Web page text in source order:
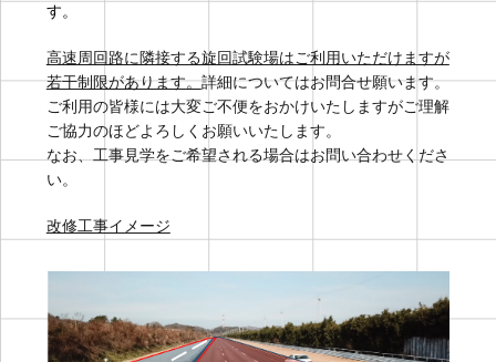
す。
高速周回路に隣接する旋回試験場はご利用いただけますが
若干制限があります。詳細についてはお問合せ願います。
ご利用の皆様には大変ご不便をおかけいたしますがご理解
ご協力のほどよろしくお願いいたします。
なお、工事見学をご希望される場合はお問い合わせくださ
い。
改修工事イメージ